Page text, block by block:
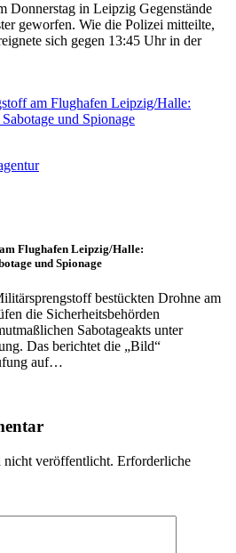
Donnerstag in Leipzig Gegenstände
geworfen. Wie die Polizei mitteilte,
sich gegen 13:45 Uhr in der
Flughafen Leipzig/Halle:
und Spionage
bestückten Drohne am
die Sicherheitsbehörden
Sabotageakts unter
Das berichtet die „Bild“
auf…
veröffentlicht. Erforderliche